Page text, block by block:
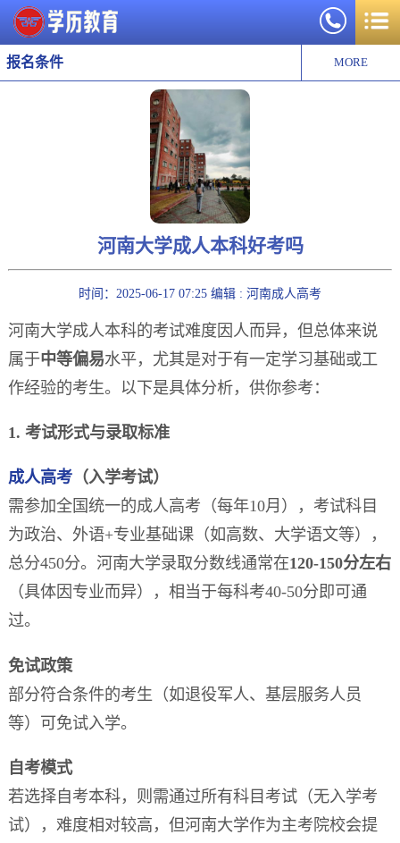
MORE
报名条件
河南大学成人本科好考吗
时间：2025-06-17 07:25 编辑 : 河南成人高考
河南大学成人本科的考试难度因人而异，但总体来说
属于中等偏易水平，尤其是对于有一定学习基础或工
作经验的考生。以下是具体分析，供你参考：
1. 考试形式与录取标准
成人高考（入学考试）
需参加全国统一的成人高考（每年10月），考试科目
为政治、外语+专业基础课（如高数、大学语文等），
总分450分。河南大学录取分数线通常在120-150分左右
（具体因专业而异），相当于每科考40-50分即可通
过。
免试政策
部分符合条件的考生（如退役军人、基层服务人员
等）可免试入学。
自考模式
若选择自考本科，则需通过所有科目考试（无入学考
试），难度相对较高，但河南大学作为主考院校会提